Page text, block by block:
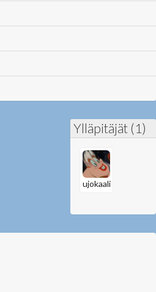
Ylläpitäjät (1)
ujokaali